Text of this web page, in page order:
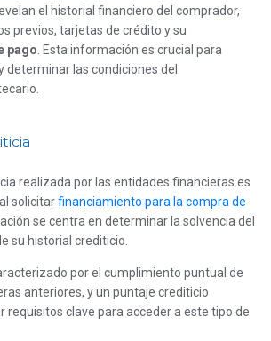
el historial financiero del comprador,
previos, tarjetas de crédito y su
pago. Esta información es crucial para
determinar las condiciones del
realizada por las entidades financieras es
solicitarfinanciamiento para la compra de
se centra en determinar la solvencia del
su historial crediticio.
por el cumplimiento puntual de
anteriores, y un puntaje crediticio
requisitos clave para acceder a este tipo de